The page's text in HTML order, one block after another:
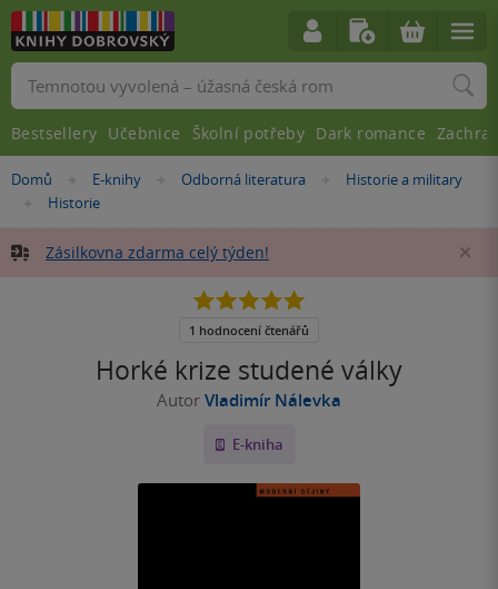
Nacházíte
Domů »E-knihy »
Odborná literatura »Historie a military
»Historie
Zásilkovna zdarma celý týden!
Horké krize studené války
Autor Vladimír Nálevka
E-kniha
5.0
5
1 hodnocení čtenářů
Vyhledávání
Bestsellery Učebnice Školní potřeby Dark romance